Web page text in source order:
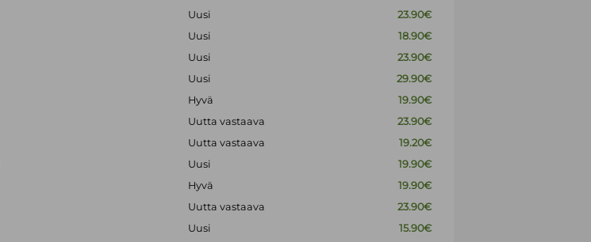
Uusi
23.90€
Uusi
18.90€
Uusi
23.90€
Uusi
29.90€
Hyvä
19.90€
Uutta vastaava
23.90€
Uutta vastaava
19.20€
Uusi
19.90€
Hyvä
19.90€
Uutta vastaava
23.90€
Uusi
15.90€